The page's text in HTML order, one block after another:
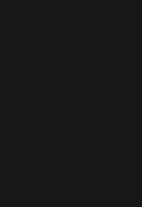
Service.